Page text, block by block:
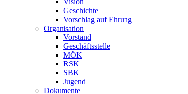
Vision
Geschichte
Vorschlag auf Ehrung
Organisation
Vorstand
Geschäftsstelle
MÖK
RSK
SBK
Jugend
Dokumente